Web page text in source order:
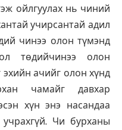
ойлгуулах нь чиний
учирсантай адил
чинээ олон түмэнд
төдийчинээ олон
эхийн ачийг олон хүнд
чамайг давхар
хүн энэ насандаа
Чи бурханы